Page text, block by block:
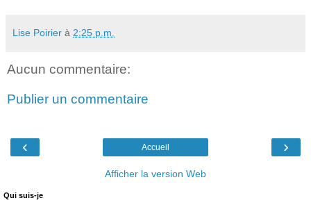
Lise Poirier à 2:25 p.m.
Aucun commentaire:
Publier un commentaire
‹ ›
Accueil
Afficher la version Web
Qui suis-je